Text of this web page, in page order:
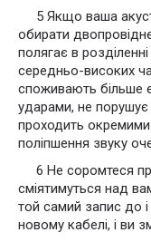
5 Якщо ваша
обирати
полягає в
середньо-високих
споживають більше
ударами, не
проходить окремими
поліпшення звуку
6 Не соромтеся
сміятимуться над
той самий запис до і
новому кабелі, і ви